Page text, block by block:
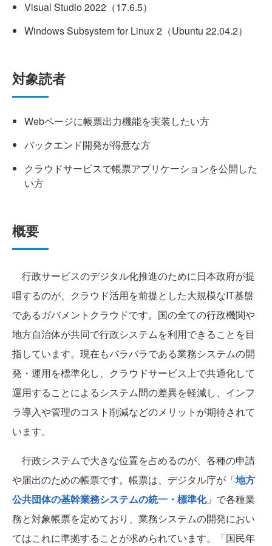
Visual Studio 2022（17.6.5）
Windows Subsystem for Linux 2（Ubuntu 22.04.2）
対象読者
Webページに帳票出力機能を実装したい方
バックエンド開発が得意な方
クラウドサービスで帳票アプリケーションを公開した
い方
概要
行政サービスのデジタル化推進のために日本政府が提
唱するのが、クラウド活用を前提とした大規模なIT基盤
であるガバメントクラウドです。国の全ての行政機関や
地方自治体が共同で行政システムを利用できることを目
指しています。現在もバラバラである業務システムの開
発・運用を標準化し、クラウドサービス上で共通化して
運用することによるシステム間の差異を軽減し、インフ
ラ導入や管理のコスト削減などのメリットが期待されて
います。
行政システムで大きな位置を占めるのが、各種の申請
や届出のための帳票です。帳票は、デジタル庁が「地方
公共団体の基幹業務システムの統一・標準化」で各種業
務と対象帳票を定めており、業務システムの開発におい
てはこれに準拠することが求められています。「国民年